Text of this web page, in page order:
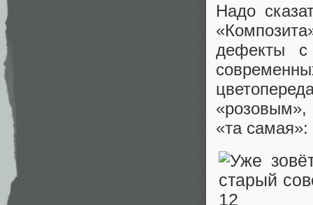
Надо
дефекты с
«розовым»,
«та